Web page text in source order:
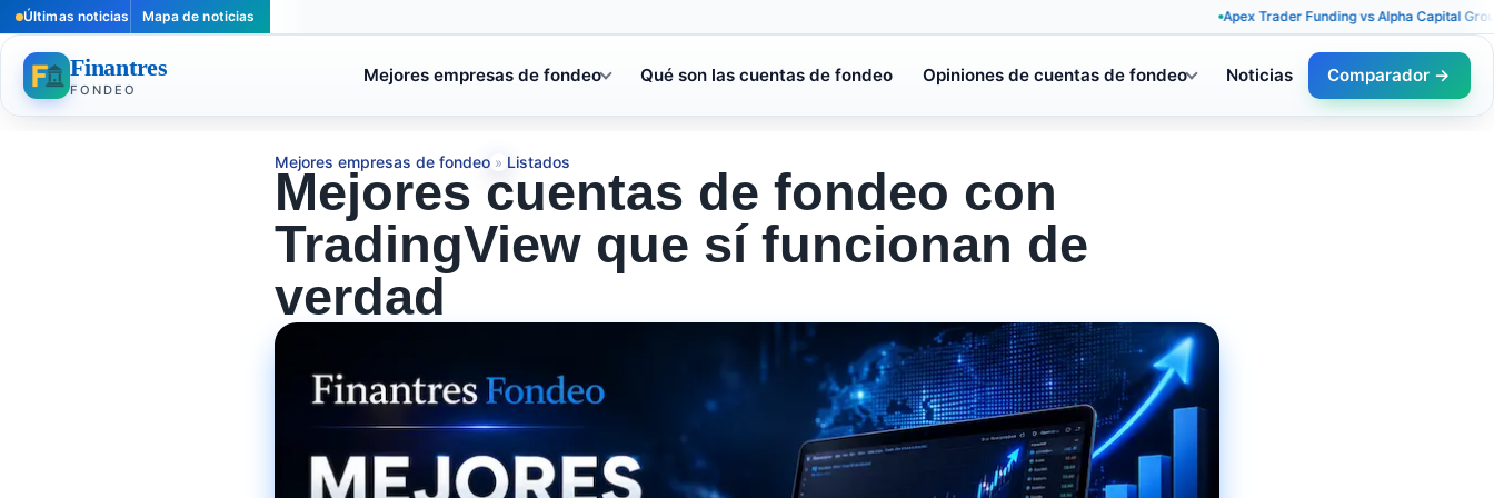
Últimas noticias Mapa de noticias Apex Trader Funding vs Alpha Capital Group:
Finantres
FONDEO
Mejores empresas de fondeo Qué son las cuentas de fondeo Opiniones de cuentas de fondeo Noticias Comparador →
Mejores empresas de fondeo » Listados
Mejores cuentas de fondeo con
TradingView que sí funcionan de
verdad